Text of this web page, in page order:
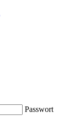
Passwort